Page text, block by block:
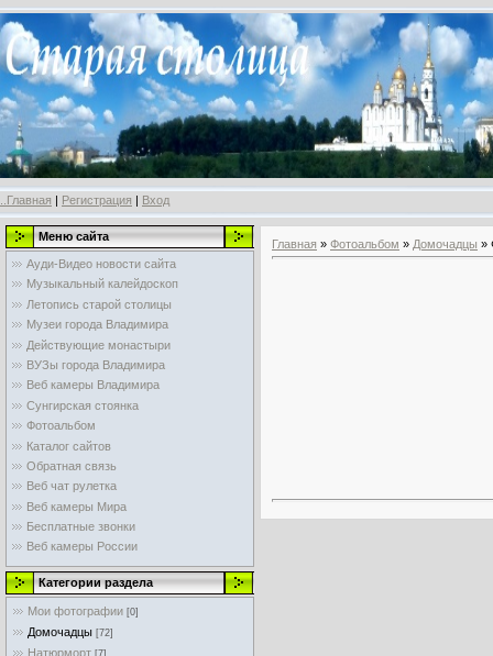
..Главная | Регистрация | Вход
Меню сайта
Ауди-Видео новости сайта
Музыкальный калейдоскоп
Летопись старой столицы
Музеи города Владимира
Действующие монастыри
ВУЗы города Владимира
Веб камеры Владимира
Сунгирская стоянка
Фотоальбом
Каталог сайтов
Обратная связь
Веб чат рулетка
Веб камеры Мира
Бесплатные звонки
Веб камеры России
Категории раздела
Мои фотографии [0]
Домочадцы [72]
Натюрморт [7]
Главная » Фотоальбом » Домочадцы »